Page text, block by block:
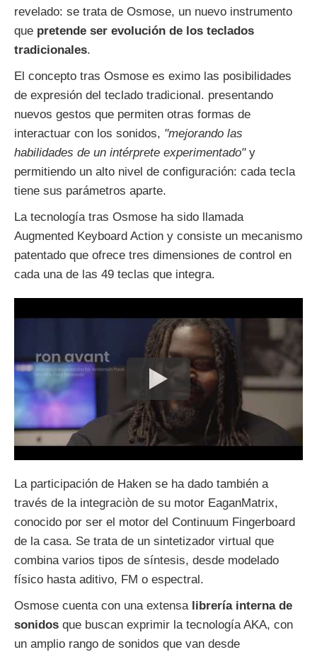
revelado: se trata de Osmose, un nuevo instrumento
que pretende ser evolución de los teclados
tradicionales.
El concepto tras Osmose es eximo las posibilidades
de expresión del teclado tradicional. presentando
nuevos gestos que permiten otras formas de
interactuar con los sonidos, "mejorando las
habilidades de un intérprete experimentado" y
permitiendo un alto nivel de configuración: cada tecla
tiene sus parámetros aparte.
La tecnología tras Osmose ha sido llamada
Augmented Keyboard Action y consiste un mecanismo
patentado que ofrece tres dimensiones de control en
cada una de las 49 teclas que integra.
La participación de Haken se ha dado también a
través de la integraciòn de su motor EaganMatrix,
conocido por ser el motor del Continuum Fingerboard
de la casa. Se trata de un sintetizador virtual que
combina varios tipos de síntesis, desde modelado
físico hasta aditivo, FM o espectral.
Osmose cuenta con una extensalibrería interna de
sonidos que buscan exprimir la tecnología AKA, con
un amplio rango de sonidos que van desde